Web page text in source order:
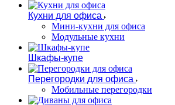
Кухни для офиса
Мини-кухни для офиса
Модульные кухни
Шкафы-купе
Перегородки для офиса
Мобильные перегородки